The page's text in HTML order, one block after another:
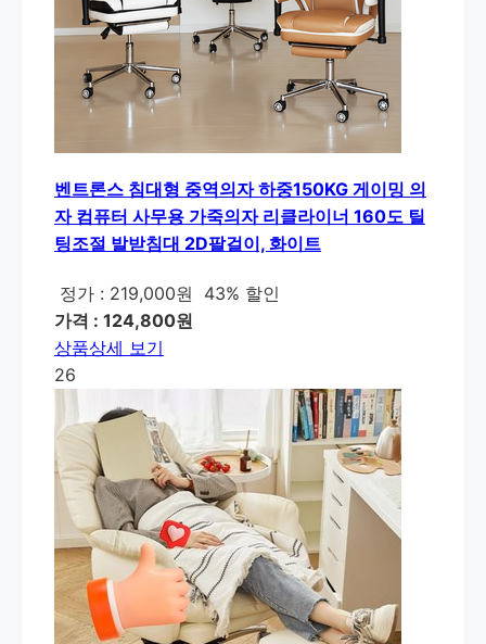
벤트론스 침대형 중역의자 하중150KG 게이밍 의
자 컴퓨터 사무용 가죽의자 리클라이너 160도 틸
팅조절 발받침대 2D팔걸이, 화이트
정가 : 219,000원
43% 할인
가격 : 124,800원
상품상세 보기
26